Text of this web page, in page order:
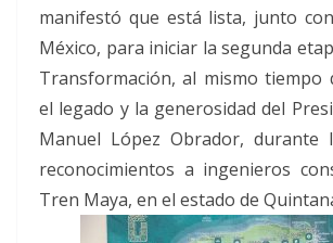
manifestó que está lista, junto
México, para iniciar la segunda
Transformación, al mismo tiempo
el legado y la generosidad del
Manuel López Obrador, durante
reconocimientos a ingenieros
Tren Maya, en el estado de